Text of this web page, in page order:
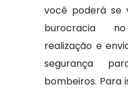
você poderá
burocracia
realização e
segurança
bombeiros. Para